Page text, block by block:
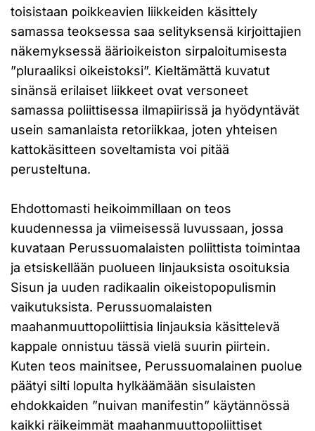
toisistaan poikkeavien liikkeiden käsittely
samassa teoksessa saa selityksensä kirjoittajien
näkemyksessä äärioikeiston sirpaloitumisesta
”pluraaliksi oikeistoksi”. Kieltämättä kuvatut
sinänsä erilaiset liikkeet ovat versoneet
samassa poliittisessa ilmapiirissä ja hyödyntävät
usein samanlaista retoriikkaa, joten yhteisen
kattokäsitteen soveltamista voi pitää
perusteltuna.
Ehdottomasti heikoimmillaan on teos
kuudennessa ja viimeisessä luvussaan, jossa
kuvataan Perussuomalaisten poliittista toimintaa
ja etsiskellään puolueen linjauksista osoituksia
Sisun ja uuden radikaalin oikeistopopulismin
vaikutuksista. Perussuomalaisten
maahanmuuttopoliittisia linjauksia käsittelevä
kappale onnistuu tässä vielä suurin piirtein.
Kuten teos mainitsee, Perussuomalainen puolue
päätyi silti lopulta hylkäämään sisulaisten
ehdokkaiden ”nuivan manifestin” käytännössä
kaikki räikeimmät maahanmuuttopoliittiset